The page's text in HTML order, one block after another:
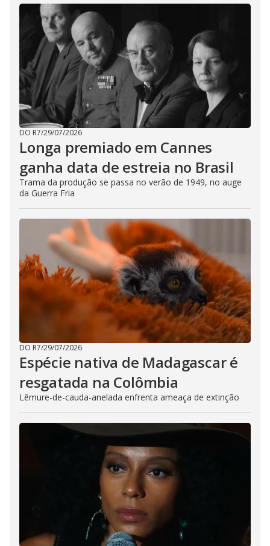
DO R7/29/07/2026
Longa premiado em Cannes
ganha data de estreia no Brasil
Trama da produção se passa no verão de 1949, no auge
da Guerra Fria
DO R7/29/07/2026
Espécie nativa de Madagascar é
resgatada na Colômbia
Lêmure-de-cauda-anelada enfrenta ameaça de extinção